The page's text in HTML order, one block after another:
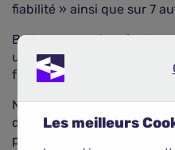
fiabilité » ainsi que sur 7
Belle progression
une honorable 6e
français : Peugeot et
Nouvel entrant dans
d'excellentes notes sur
polluantes », « grande
Les meilleurs